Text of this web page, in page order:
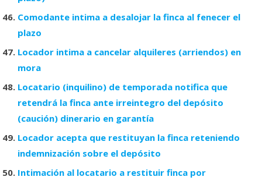
Comodante intima a desalojar la finca al fenecer el
plazo
Locador intima a cancelar alquileres (arriendos) en
mora
Locatario (inquilino) de temporada notifica que
retendrá la finca ante irreintegro del depósito
(caución) dinerario en garantía
Locador acepta que restituyan la finca reteniendo
indemnización sobre el depósito
Intimación al locatario a restituir finca por